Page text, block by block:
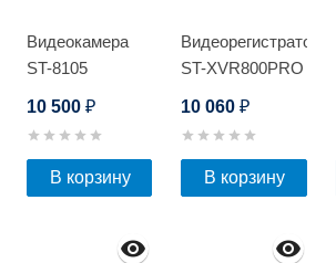
Видеокамера
ST-8105
10 500 ₽
В корзину
Видеорегистратор
ST-XVR800PRO
10 060₽
В корзину